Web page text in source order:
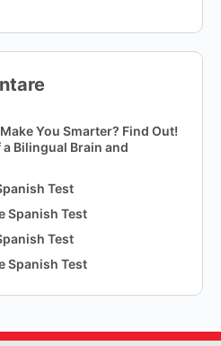
You Smarter? Find Out!
Bilingual Brain and
Test
Spanish Test
Test
Spanish Test